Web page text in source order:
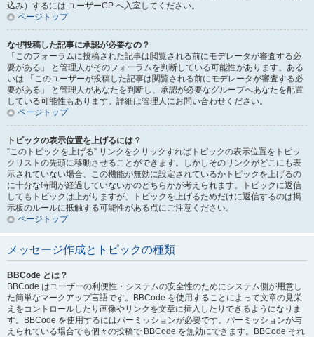
込み）するには ユーザーCP へ入室してください。
ページトップ
なぜ投稿した記事に承認が必要なの？
「このフォーラムに投稿された記事は閲覧される前にモデレータが審査する必
要がある」 と管理人がそのフォーラムを判断している可能性があります。ある
いは 「このユーザーが投稿した記事は閲覧される前にモデレータが審査する必
要がある」 と管理人があなたを判断し、承認が必要なグループへあなたを配置
している可能性もあります。詳細は管理人にお問い合わせください。
ページトップ
トピックの表示位置を上げるには？
“このトピックを上げる” リンクをクリックすればトピックの表示位置をトピッ
クリストの先頭に移動させることができます。しかしそのリンクがどこにも表
示されていない場合、この機能が無効に設定されているかトピックを上げるの
に十分な時間が経過していないかのどちらかが考えられます。トピックに返信
してもトピックは上がりますが、トピックを上げるためだけに返信するのは掲
示板のルールに抵触する可能性がある点にご注意ください。
ページトップ
メッセージ作成とトピックの種類
BBCode とは？
BBCode はユーザーの利便性・システムの安全性のためにシステム側が用意し
た簡単なマークアップ言語です。BBCode を使用することによって文章の見栄
えをコントロールしたり画像やリンクを文章に挿入したりできるようになりま
す。BBCode を使用するにはパーミッションが必要です。パーミッションが与
えられている場合でも個々の投稿で BBCode を無効にできます。BBCode それ